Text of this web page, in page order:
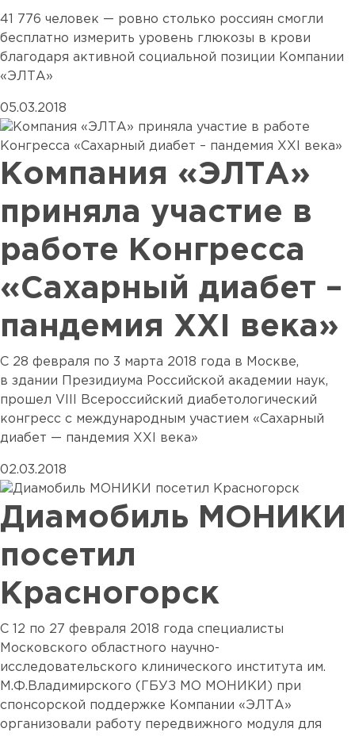
41 776 человек — ровно столько россиян смогли
бесплатно измерить уровень глюкозы в крови
благодаря активной социальной позиции Компании
«ЭЛТА»
05.03.2018
Компания «ЭЛТА»
приняла участие в
работе Конгресса
«Сахарный диабет –
пандемия XXI века»
С 28 февраля по 3 марта 2018 года в Москве,
в здании Президиума Российской академии наук,
прошел VIII Всероссийский диабетологический
конгресс с международным участием «Сахарный
диабет — пандемия XXI века»
02.03.2018
Диамобиль МОНИКИ
посетил
Красногорск
С 12 по 27 февраля 2018 года специалисты
Московского областного научно-
исследовательского клинического института им.
М.Ф.Владимирского (ГБУЗ МО МОНИКИ) при
спонсорской поддержке Компании «ЭЛТА»
организовали работу передвижного модуля для